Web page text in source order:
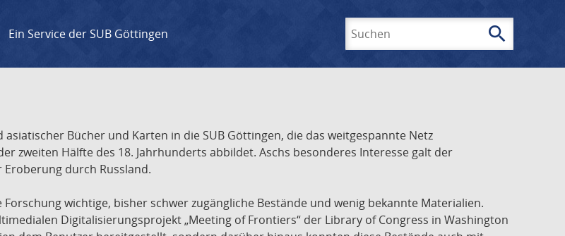
Ein Service der SUB Göttingen search
Bücher und Karten in die SUB Göttingen, die das weitgespannte Netz
zweiten Hälfte des 18. Jahrhunderts abbildet. Aschs besonderes Interesse galt der
durch Russland.
wichtige, bisher schwer zugängliche Bestände und wenig bekannte Materialien.
Digitalisierungsprojekt „Meeting of Frontiers“ der Library of Congress in Washington